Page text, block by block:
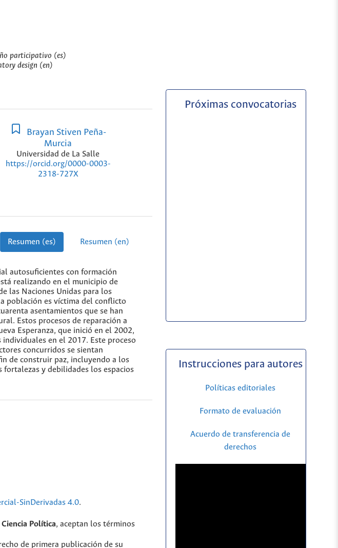
participativo (es)
design (en)
Brayan Stiven Peña-
Murcia
Universidad de La Salle
https://orcid.org/0000-0003-
2318-727X
Resumen (es) Resumen (en)
autosuficientes con formación
realizando en el municipio de
las Naciones Unidas para los
población es víctima del conflicto
asentamientos que se han
Estos procesos de reparación a
Esperanza, que inició en el 2002,
en el 2017. Este proceso
concurridos se sientan
de construir paz, incluyendo a los
y debilidades los espacios
SinDerivadas 4.0.
Política, aceptan los términos
de primera publicación de su
Próximas convocatorias
Instrucciones para autores
Políticas editoriales
Formato de evaluación
Acuerdo de transferencia de
derechos